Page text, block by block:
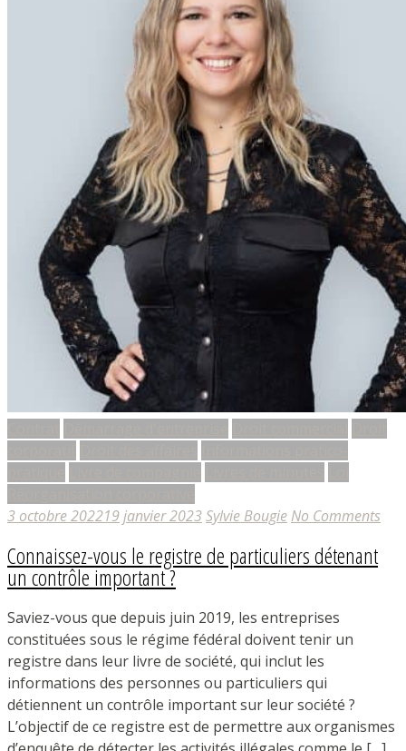
3 octobre 202219 janvier 2023Sylvie Bougie No Comments
Connaissez-vous le registre de particuliers détenant
un contrôle important ?
Saviez-vous que depuis juin 2019, les entreprises
constituées sous le régime fédéral doivent tenir un
registre dans leur livre de société, qui inclut les
informations des personnes ou particuliers qui
détiennent un contrôle important sur leur société ?
L’objectif de ce registre est de permettre aux organismes